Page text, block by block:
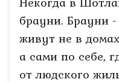
брауни. Брауни
живут не в
а сами по себе,
от людского